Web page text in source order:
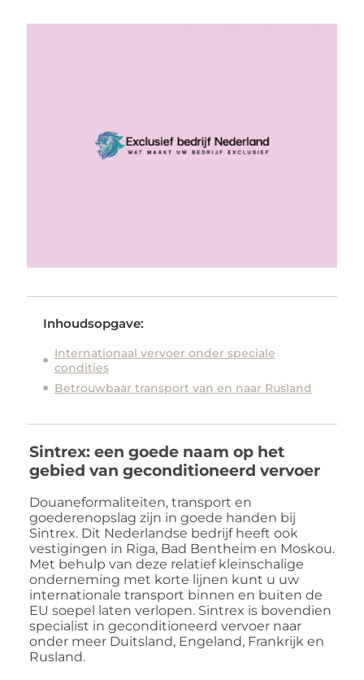
Inhoudsopgave:
Internationaal vervoer onder speciale
condities
Betrouwbaar transport van en naar Rusland
Sintrex: een goede naam op het
gebied van geconditioneerd vervoer
Douaneformaliteiten, transport en
goederenopslag zijn in goede handen bij
Sintrex. Dit Nederlandse bedrijf heeft ook
vestigingen in Riga, Bad Bentheim en Moskou.
Met behulp van deze relatief kleinschalige
onderneming met korte lijnen kunt u uw
internationale transport binnen en buiten de
EU soepel laten verlopen. Sintrex is bovendien
specialist in geconditioneerd vervoer naar
onder meer Duitsland, Engeland, Frankrijk en
Rusland.